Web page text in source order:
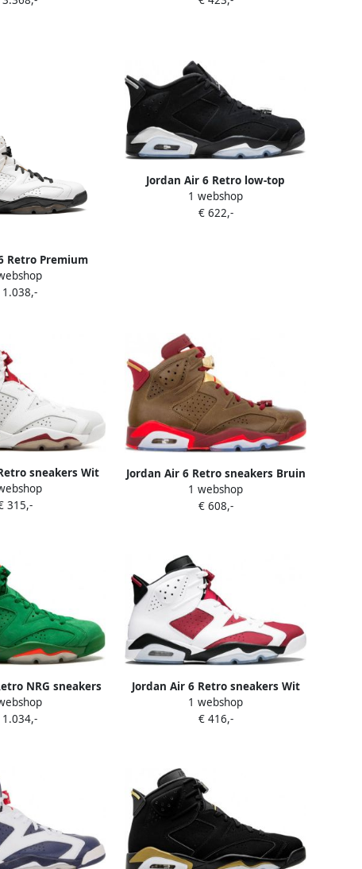
Retro Premium
Wit
Jordan Air 6 Retro low-top
sneakers Zwart
1 webshop
€ 622,-
sneakers Wit
315,-
Jordan Air 6 Retro sneakers Bruin
1 webshop
€ 608,-
NRG sneakers
Jordan Air 6 Retro sneakers Wit
1 webshop
€ 416,-